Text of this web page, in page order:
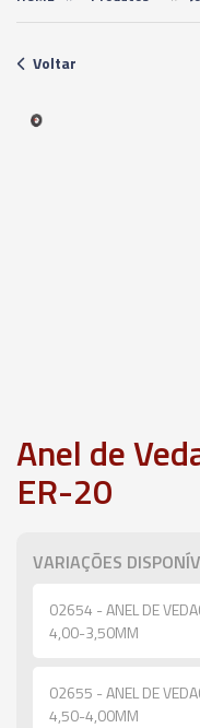
Voltar
Anel de
ER-20
VARIAÇÕES
02654 - ANEL DE
4,00-3,50MM
02655 - ANEL DE
4,50-4,00MM